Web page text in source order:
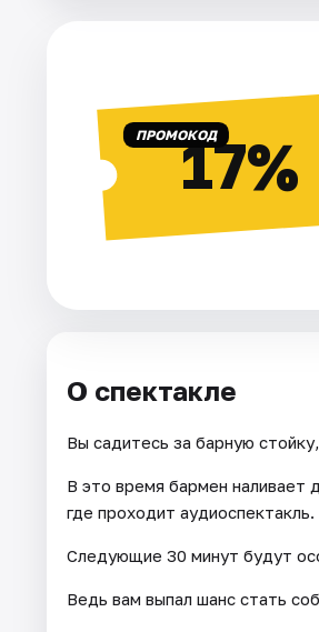
Площадки
Рейтинги
ПРОМОКОД17%
О спектакле
Вы садитесь за барную
В это время бармен наливает
где проходит аудиоспектакль.
Следующие 30 минут будут
Ведь вам выпал шанс стать